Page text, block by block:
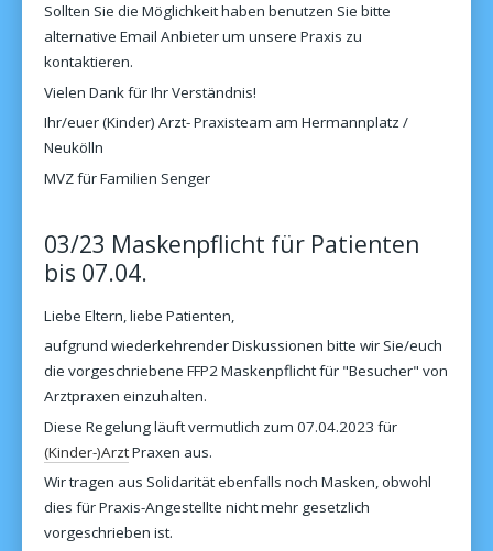
Sollten Sie die Möglichkeit haben benutzen Sie bitte
alternative Email Anbieter um unsere Praxis zu
kontaktieren.
Vielen Dank für Ihr Verständnis!
Ihr/euer (Kinder) Arzt- Praxisteam am Hermannplatz /
Neukölln
MVZ für Familien Senger
03/23 Maskenpflicht für Patienten
bis 07.04.
Liebe Eltern, liebe Patienten,
aufgrund wiederkehrender Diskussionen bitte wir Sie/euch
die vorgeschriebene FFP2 Maskenpflicht für "Besucher" von
Arztpraxen einzuhalten.
Diese Regelung läuft vermutlich zum 07.04.2023 für
(Kinder-)ArztPraxen aus.
Wir tragen aus Solidarität ebenfalls noch Masken, obwohl
dies für Praxis-Angestellte nicht mehr gesetzlich
vorgeschrieben ist.